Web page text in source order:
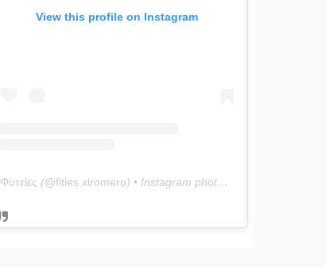
View this profile on Instagram
Φυτείες (@fities.xiromero) • Instagram photos and videos